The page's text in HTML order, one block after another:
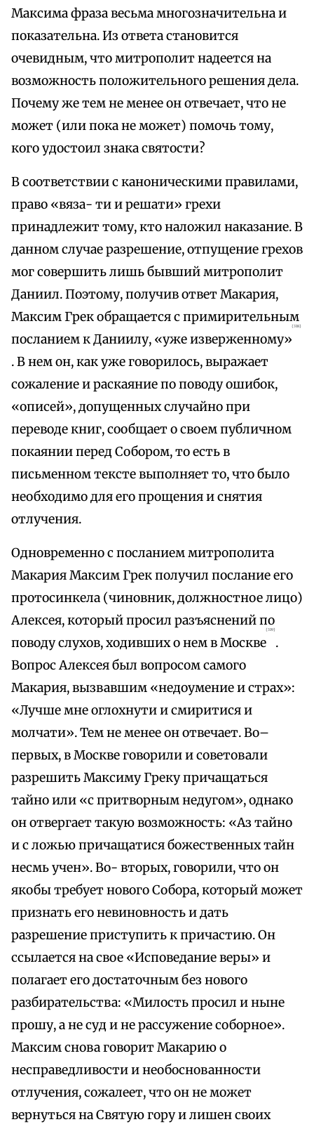
Максима фраза весьма многозначительна и
показательна. Из ответа становится
очевидным, что митрополит надеется на
возможность положительного решения дела.
Почему же тем не менее он отвечает, что не
может (или пока не может) помочь тому,
кого удостоил знака святости?
В соответствии с каноническими правилами,
право «вяза- ти и решати» грехи
принадлежит тому, кто наложил наказание. В
данном случае разрешение, отпущение грехов
мог совершить лишь бывший митрополит
Даниил. Поэтому, получив ответ Макария,
Максим Грек обращается с примирительным
посланием к Даниилу, «уже изверженному»
{318}
. В нем он, как уже говорилось, выражает
сожаление и раскаяние по поводу ошибок,
«описей», допущенных случайно при
переводе книг, сообщает о своем публичном
покаянии перед Собором, то есть в
письменном тексте выполняет то, что было
необходимо для его прощения и снятия
отлучения.
Одновременно с посланием митрополита
Макария Максим Грек получил послание его
протосинкела (чиновник, должностное лицо)
Алексея, который просил разъяснений по
поводу слухов, ходивших о нем в Москве
{319}
.
Вопрос Алексея был вопросом самого
Макария, вызвавшим «недоумение и страх»:
«Лучше мне оглохнути и смиритися и
молчати». Тем не менее он отвечает. Во–
первых, в Москве говорили и советовали
разрешить Максиму Греку причащаться
тайно или «с притворным недугом», однако
он отвергает такую возможность: «Аз тайно
и с ложью причащатися божественных тайн
несмь учен». Во- вторых, говорили, что он
якобы требует нового Собора, который может
признать его невиновность и дать
разрешение приступить к причастию. Он
ссылается на свое «Исповедание веры» и
полагает его достаточным без нового
разбирательства: «Милость просил и ныне
прошу, а не суд и не рассужение соборное».
Максим снова говорит Макарию о
несправедливости и необоснованности
отлучения, сожалеет, что он не может
вернуться на Святую гору и лишен своих